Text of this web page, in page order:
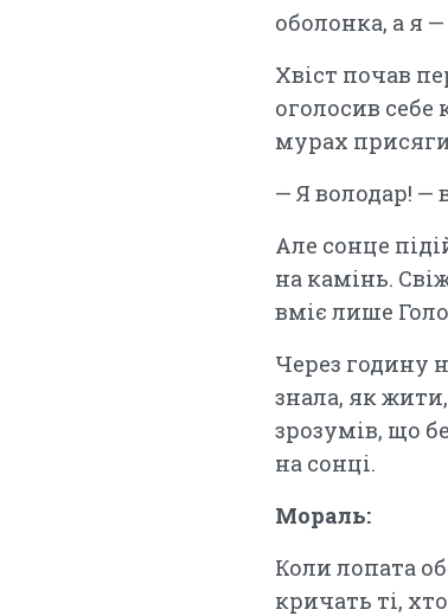
оболонка, а я
Хвіст почав
оголосив
мурах присяги
— Я володар! —
Але сонце
на камінь.
вміє лише
Через годину
знала, як
зрозумів, що
на сонці.
Мораль:
Коли лопата
кричать ті,